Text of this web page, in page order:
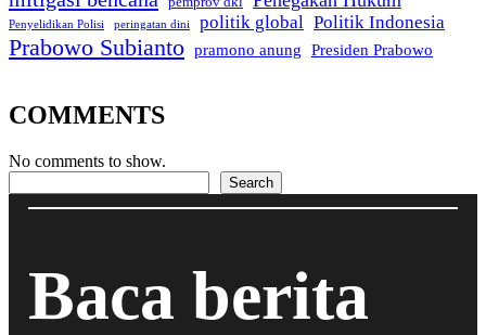
Penyelidikan Polisi peringatan dini politik global Politik Indonesia
Prabowo Subianto pramono anung Presiden Prabowo
COMMENTS
No comments to show.
Search
Baca berita